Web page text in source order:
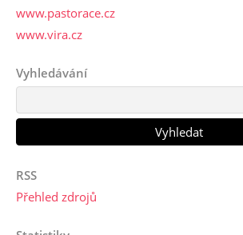
www.pastorace.cz
www.vira.cz
Vyhledávání
RSS
Přehled zdrojů